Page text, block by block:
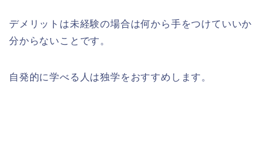
デメリットは未経験の場合は何から手をつけていいか
分からないことです。
自発的に学べる人は独学をおすすめします。